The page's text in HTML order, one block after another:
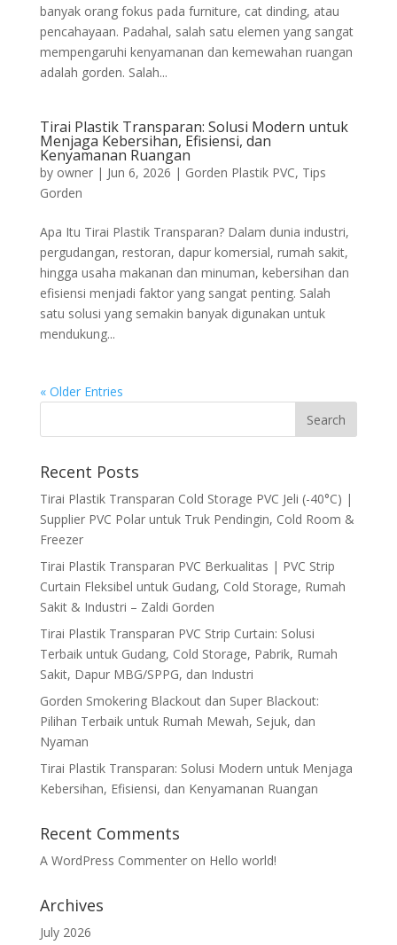
banyak orang fokus pada furniture, cat dinding, atau
pencahayaan. Padahal, salah satu elemen yang sangat
mempengaruhi kenyamanan dan kemewahan ruangan
adalah gorden. Salah...
Tirai Plastik Transparan: Solusi Modern untuk
Menjaga Kebersihan, Efisiensi, dan
Kenyamanan Ruangan
by owner| Jun 6, 2026 | Gorden Plastik PVC, Tips
Gorden
Apa Itu Tirai Plastik Transparan? Dalam dunia industri,
pergudangan, restoran, dapur komersial, rumah sakit,
hingga usaha makanan dan minuman, kebersihan dan
efisiensi menjadi faktor yang sangat penting. Salah
satu solusi yang semakin banyak digunakan untuk
mendukung...
« Older Entries
Recent Posts
Tirai Plastik Transparan Cold Storage PVC Jeli (-40°C) |
Supplier PVC Polar untuk Truk Pendingin, Cold Room &
Freezer
Tirai Plastik Transparan PVC Berkualitas | PVC Strip
Curtain Fleksibel untuk Gudang, Cold Storage, Rumah
Sakit & Industri – Zaldi Gorden
Tirai Plastik Transparan PVC Strip Curtain: Solusi
Terbaik untuk Gudang, Cold Storage, Pabrik, Rumah
Sakit, Dapur MBG/SPPG, dan Industri
Gorden Smokering Blackout dan Super Blackout:
Pilihan Terbaik untuk Rumah Mewah, Sejuk, dan
Nyaman
Tirai Plastik Transparan: Solusi Modern untuk Menjaga
Kebersihan, Efisiensi, dan Kenyamanan Ruangan
Recent Comments
A WordPress Commenteron Hello world!
Archives
July 2026